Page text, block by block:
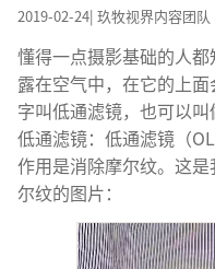
2019-02-24| 玖牧视界内容团队
懂得一点摄影基础的人
露在空气中，在它的上
字叫低通滤镜，也可以
低通滤镜：低通滤镜（
作用是消除摩尔纹。这
尔纹的图片：